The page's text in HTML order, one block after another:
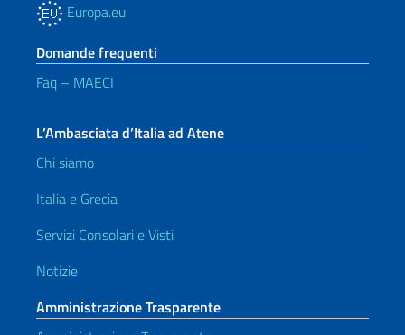
Europa.eu
Domande frequenti
Faq – MAECI
L’Ambasciata d’Italia ad Atene
Chi siamo
Italia e Grecia
Servizi Consolari e Visti
Notizie
Amministrazione Trasparente